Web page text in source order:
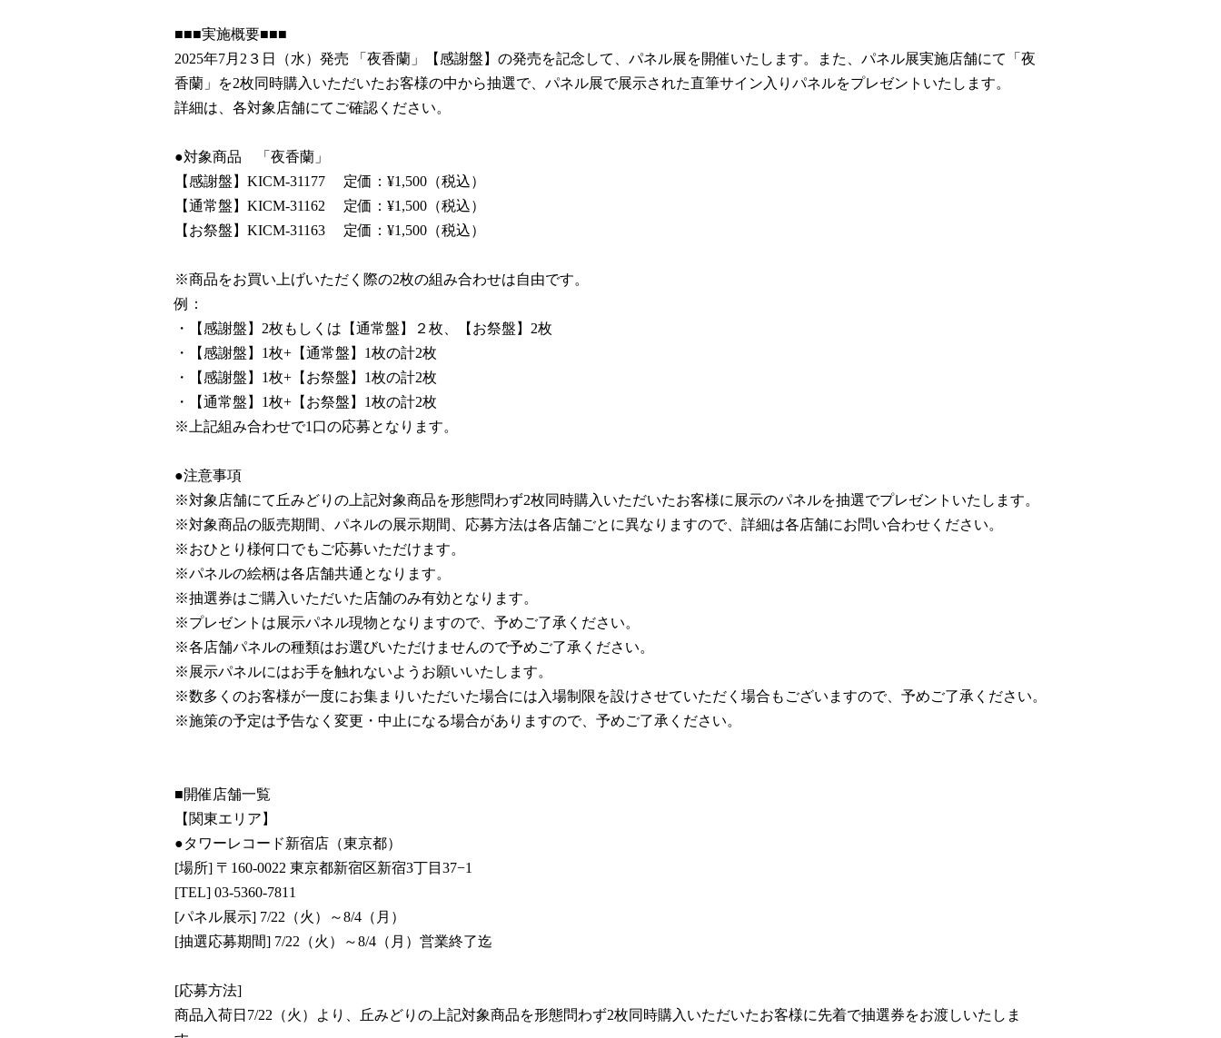
■■■実施概要■■■
2025年7月2３日（水）発売 「夜香蘭」【感謝盤】の発売を記念して、パネル展を開催いたします。また、パネル展実施店舗にて「夜
香蘭」を2枚同時購入いただいたお客様の中から抽選で、パネル展で展示された直筆サイン入りパネルをプレゼントいたします。
詳細は、各対象店舗にてご確認ください。
●対象商品 「夜香蘭」
【感謝盤】KICM-31177 定価：¥1,500（税込）
【通常盤】KICM-31162 定価：¥1,500（税込）
【お祭盤】KICM-31163 定価：¥1,500（税込）
※商品をお買い上げいただく際の2枚の組み合わせは自由です。
例：
・【感謝盤】2枚もしくは【通常盤】２枚、【お祭盤】2枚
・【感謝盤】1枚+【通常盤】1枚の計2枚
・【感謝盤】1枚+【お祭盤】1枚の計2枚
・【通常盤】1枚+【お祭盤】1枚の計2枚
※上記組み合わせで1口の応募となります。
●注意事項
※対象店舗にて丘みどりの上記対象商品を形態問わず2枚同時購入いただいたお客様に展示のパネルを抽選でプレゼントいたします。
※対象商品の販売期間、パネルの展示期間、応募方法は各店舗ごとに異なりますので、詳細は各店舗にお問い合わせください。
※おひとり様何口でもご応募いただけます。
※パネルの絵柄は各店舗共通となります。
※抽選券はご購入いただいた店舗のみ有効となります。
※プレゼントは展示パネル現物となりますので、予めご了承ください。
※各店舗パネルの種類はお選びいただけませんので予めご了承ください。
※展示パネルにはお手を触れないようお願いいたします。
※数多くのお客様が一度にお集まりいただいた場合には入場制限を設けさせていただく場合もございますので、予めご了承ください。
※施策の予定は予告なく変更・中止になる場合がありますので、予めご了承ください。
■開催店舗一覧
【関東エリア】
●タワーレコード新宿店（東京都）
[場所] 〒160-0022 東京都新宿区新宿3丁目37−1
[TEL] 03-5360-7811
[パネル展示] 7/22（火）～8/4（月）
[抽選応募期間] 7/22（火）～8/4（月）営業終了迄
[応募方法]
商品入荷日7/22（火）より、丘みどりの上記対象商品を形態問わず2枚同時購入いただいたお客様に先着で抽選券をお渡しいたしま